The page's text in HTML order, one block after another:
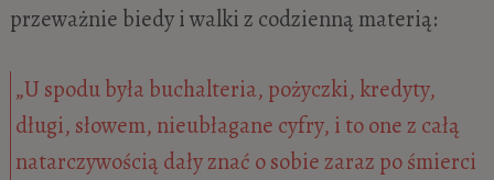
przeważnie biedy i walki z codzienną materią:
„U spodu była buchalteria, pożyczki, kredyty,
długi, słowem, nieubłagane cyfry, i to one z całą
natarczywością dały znać o sobie zaraz po śmierci